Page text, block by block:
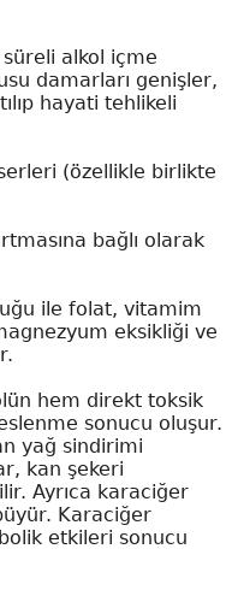
alkol içme
damarları genişler,
hayati tehlikeli
(özellikle birlikte
bağlı olarak
ile folat, vitamim
eksikliği ve
hem direkt toksik
sonucu oluşur.
yağ sindirimi
kan şekeri
Ayrıca karaciğer
Karaciğer
etkileri sonucu